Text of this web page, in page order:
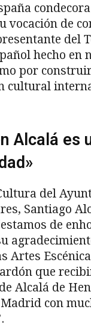
vocación de
del
hecho en
por
cultural
Alcalá es
del
Santiago
de
Artes
que
Alcalá de
con